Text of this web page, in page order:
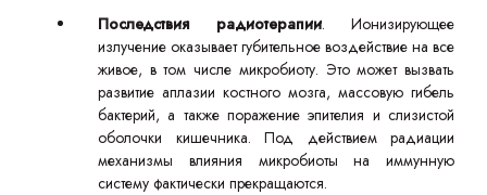
Последствия радиотерапии. Ионизирующее
излучение оказывает губительное воздействие на все
живое, в том числе микробиоту. Это может вызвать
развитие аплазии костного мозга, массовую гибель
бактерий, а также поражение эпителия и слизистой
оболочки кишечника. Под действием радиации
механизмы влияния микробиоты на иммунную
систему фактически прекращаются.